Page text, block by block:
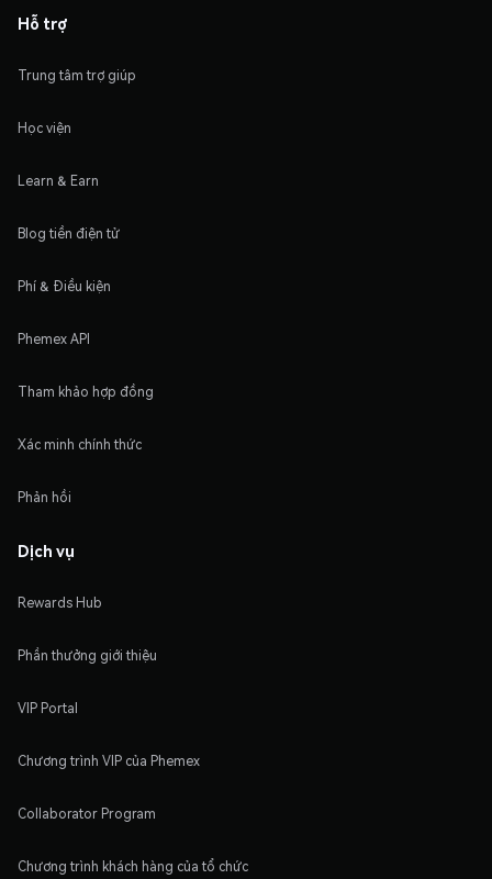
Hỗ trợ
Trung tâm trợ giúp
Học viện
Learn & Earn
Blog tiền điện tử
Phí & Điều kiện
Phemex API
Tham khảo hợp đồng
Xác minh chính thức
Phản hồi
Dịch vụ
Rewards Hub
Phần thưởng giới thiệu
VIP Portal
Chương trình VIP của Phemex
Collaborator Program
Chương trình khách hàng của tổ chức